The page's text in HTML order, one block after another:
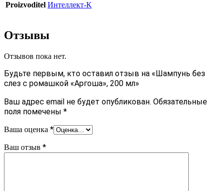
Proizvoditel Интеллект-К
Отзывы
Отзывов пока нет.
Будьте первым, кто оставил отзыв на «Шампунь без
слез с ромашкой «Аргоша», 200 мл»
Ваш адрес email не будет опубликован. Обязательные
поля помечены *
Ваша оценка *
Ваш отзыв *